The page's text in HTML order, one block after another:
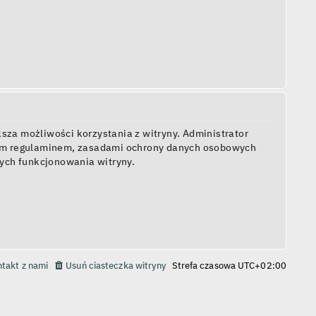
możliwości korzystania z witryny. Administrator
zasadami ochrony danych osobowych
funkcjonowania witryny.
Strefa czasowa UTC+02:00
Usuń ciasteczka witryny
z nami